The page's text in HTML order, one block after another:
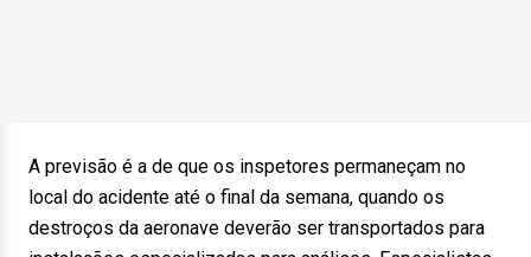
A previsão é a de que os inspetores permaneçam no
local do acidente até o final da semana, quando os
destroços da aeronave deverão ser transportados para